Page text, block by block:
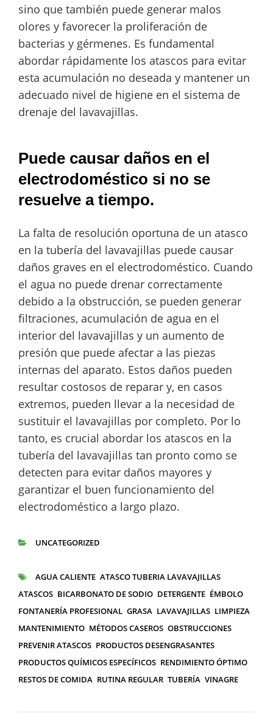
sino que también puede generar malos
olores y favorecer la proliferación de
bacterias y gérmenes. Es fundamental
abordar rápidamente los atascos para evitar
esta acumulación no deseada y mantener un
adecuado nivel de higiene en el sistema de
drenaje del lavavajillas.
Puede causar daños en el
electrodoméstico si no se
resuelve a tiempo.
La falta de resolución oportuna de un atasco
en la tubería del lavavajillas puede causar
daños graves en el electrodoméstico. Cuando
el agua no puede drenar correctamente
debido a la obstrucción, se pueden generar
filtraciones, acumulación de agua en el
interior del lavavajillas y un aumento de
presión que puede afectar a las piezas
internas del aparato. Estos daños pueden
resultar costosos de reparar y, en casos
extremos, pueden llevar a la necesidad de
sustituir el lavavajillas por completo. Por lo
tanto, es crucial abordar los atascos en la
tubería del lavavajillas tan pronto como se
detecten para evitar daños mayores y
garantizar el buen funcionamiento del
electrodoméstico a largo plazo.
UNCATEGORIZED
ETIQUETAS
AGUA CALIENTE ATASCO TUBERIA LAVAVAJILLAS
ATASCOS BICARBONATO DE SODIO DETERGENTE ÉMBOLO
FONTANERÍA PROFESIONAL GRASA LAVAVAJILLAS LIMPIEZA
MANTENIMIENTO MÉTODOS CASEROS OBSTRUCCIONES
PREVENIR ATASCOS PRODUCTOS DESENGRASANTES
PRODUCTOS QUÍMICOS ESPECÍFICOS RENDIMIENTO ÓPTIMO
RESTOS DE COMIDA RUTINA REGULAR TUBERÍA VINAGRE